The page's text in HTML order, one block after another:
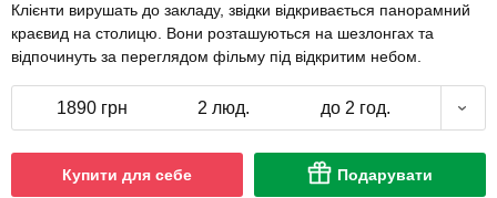
Клієнти вирушать до закладу, звідки відкривається панорамний
краєвид на столицю. Вони розташуються на шезлонгах та
відпочинуть за переглядом фільму під відкритим небом.
1890 грн 2 люд. до 2 год.
Купити для себе Подарувати